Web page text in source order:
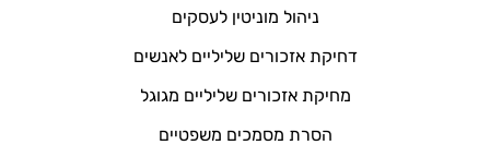
ניהול מוניטין לעסקים
דחיקת אזכורים שליליים לאנשים
מחיקת אזכורים שליליים מגוגל
הסרת מסמכים משפטיים